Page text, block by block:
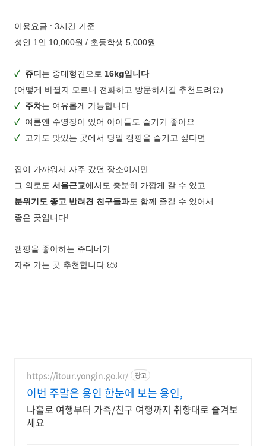
이용요금 : 3시간 기준
성인 1인 10,000원 / 초등학생 5,000원
✓ 쥬디 는 중대형견으로 16kg입니다
(어떻게 바뀔지 모르니 전화하고 방문하시길 추천드려요)
✓ 주차는 여유롭게 가능합니다
✓ 여름엔 수영장이 있어 아이들도 즐기기 좋아요
✓
고기도 맛있는 곳에서 당일 캠핑을 즐기고 싶다면
집이 가까워서 자주 갔던 장소이지만
그 외로도 서울근교에서도 충분히 가깝게 갈 수 있고
분위기도 좋고 반려견 친구들과도 함께 즐길 수 있어서
좋은 곳입니다!
캠핑을 좋아하는 쥬디네가
자주 가는 곳 추천합니다 ꒰⍥꒱
https://itour.yongin.go.kr/ 광고
이번 주말은 용인 한눈에 보는 용인,
나홀로 여행부터 가족/친구 여행까지 취향대로 즐겨보
세요